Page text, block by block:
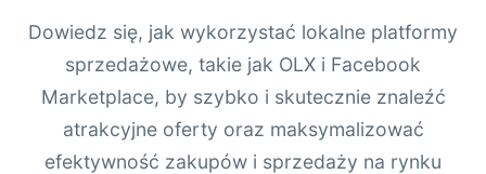
Dowiedz się, jak wykorzystać lokalne platformy
sprzedażowe, takie jak OLX i Facebook
Marketplace, by szybko i skutecznie znaleźć
atrakcyjne oferty oraz maksymalizować
efektywność zakupów i sprzedaży na rynku